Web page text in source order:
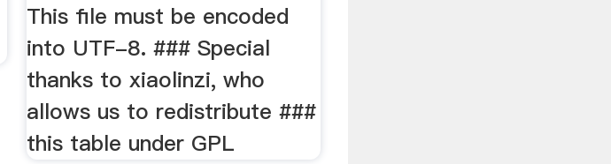
This file must be encoded
into UTF-8. ### Special
thanks to xiaolinzi, who
allows us to redistribute ###
this table under GPL